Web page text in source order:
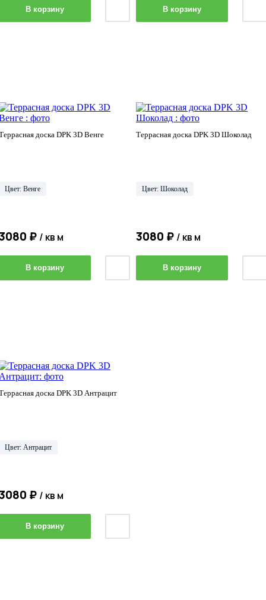
В корзину В корзину
доска DPK 3D Венге
Цвет: Венге
₽ / кв м
В корзину
Террасная доска DPK 3D Шоколад
Цвет: Шоколад
3080 ₽ / кв м
В корзину
доска DPK 3D Антрацит
Цвет: Антрацит
₽ / кв м
В корзину